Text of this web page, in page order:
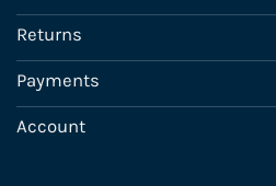
Returns
Payments
Account